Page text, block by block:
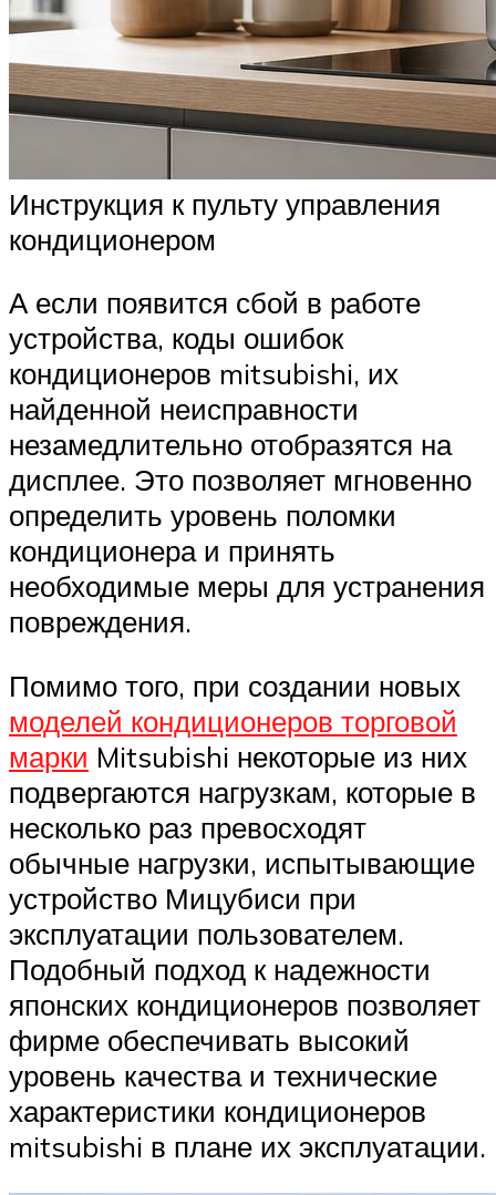
Инструкция к пульту управления
кондиционером
А если появится сбой в работе
устройства, коды ошибок
кондиционеров mitsubishi, их
найденной неисправности
незамедлительно отобразятся на
дисплее. Это позволяет мгновенно
определить уровень поломки
кондиционера и принять
необходимые меры для устранения
повреждения.
Помимо того, при создании новых
моделей кондиционеров торговой
марки Mitsubishi некоторые из них
подвергаются нагрузкам, которые в
несколько раз превосходят
обычные нагрузки, испытывающие
устройство Мицубиси при
эксплуатации пользователем.
Подобный подход к надежности
японских кондиционеров позволяет
фирме обеспечивать высокий
уровень качества и технические
характеристики кондиционеров
mitsubishi в плане их эксплуатации.